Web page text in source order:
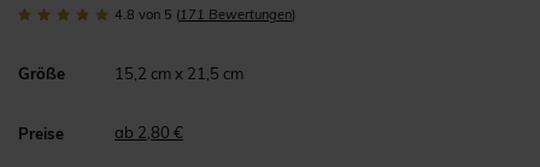
4.8 von 5 (171 Bewertungen)
Größe 15,2 cm x 21,5 cm
Preise ab 2,80 €